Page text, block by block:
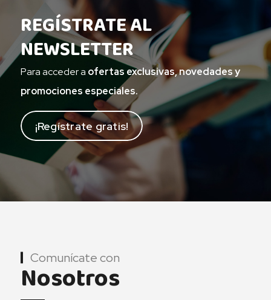
REGÍSTRATE AL
NEWSLETTER
Para acceder a ofertas exclusivas, novedades y
promociones especiales.
¡Regístrate gratis!
Comunícate con
Nosotros